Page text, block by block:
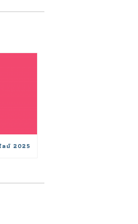
ลน์ 2025